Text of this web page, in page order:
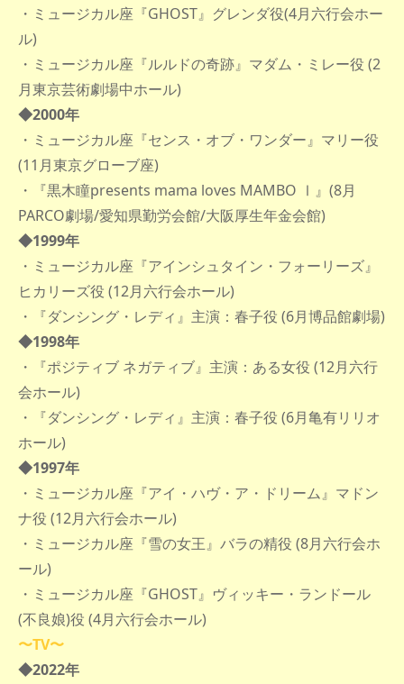
・ミュージカル座『GHOST』グレンダ役(4月六行会ホー
ル)
・ミュージカル座『ルルドの奇跡』マダム・ミレー役 (2
月東京芸術劇場中ホール)
◆2000年
・ミュージカル座『センス・オブ・ワンダー』マリー役
(11月東京グローブ座)
・『黒木瞳presents mama loves MAMBO Ⅰ』(8月
PARCO劇場/愛知県勤労会館/大阪厚生年金会館)
◆1999年
・ミュージカル座『アインシュタイン・フォーリーズ』
ヒカリーズ役 (12月六行会ホール)
・『ダンシング・レディ』主演：春子役 (6月博品館劇場)
◆1998年
・『ポジティブ ネガティブ』主演：ある女役 (12月六行
会ホール)
・『ダンシング・レディ』主演：春子役 (6月亀有リリオ
ホール)
◆1997年
・ミュージカル座『アイ・ハヴ・ア・ドリーム』マドン
ナ役 (12月六行会ホール)
・ミュージカル座『雪の女王』バラの精役 (8月六行会ホ
ール)
・ミュージカル座『GHOST』ヴィッキー・ランドール
(不良娘)役 (4月六行会ホール)
〜TV〜
◆2022年